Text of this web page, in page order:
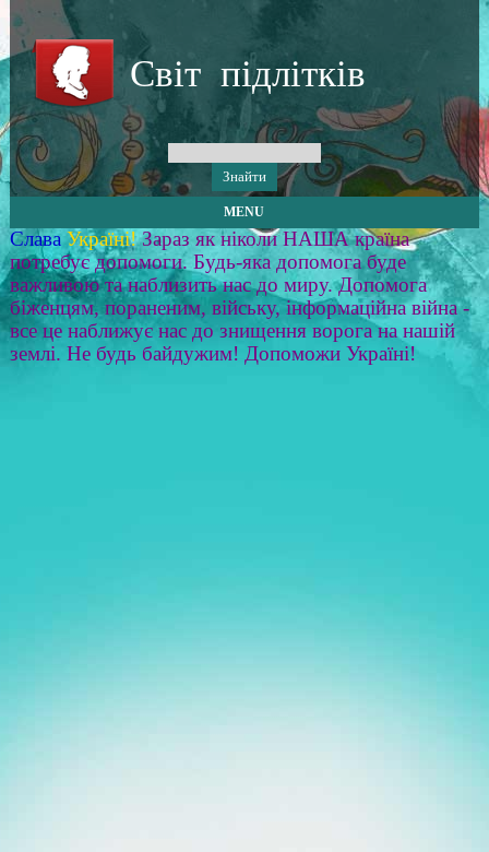
Світ підлітків
MENU
Слава Україні! Зараз як ніколи НАША країна
потребує допомоги. Будь-яка допомога буде
важливою та наблизить нас до миру. Допомога
біженцям, пораненим, війську, інформаційна війна -
все це наближує нас до знищення ворога на нашій
землі. Не будь байдужим! Допоможи Україні!